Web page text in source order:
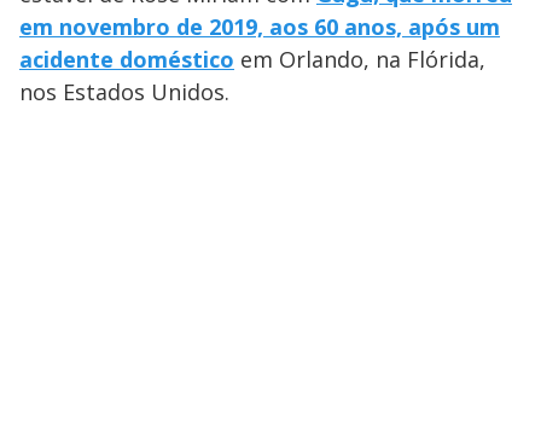
em novembro de 2019, aos 60 anos, após um
acidente doméstico em Orlando, na Flórida,
nos Estados Unidos.